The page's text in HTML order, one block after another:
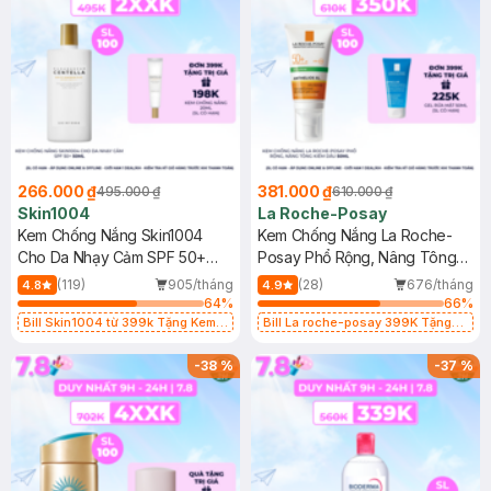
266.000 ₫495.000 ₫
Skin1004
Kem Chống Nắng Skin1004
Cho Da Nhạy Cảm SPF 50+
50ml
4.8 (119)
905/tháng
64%
Bill Skin1004 từ 399k Tặng Kem
SPF 50+ 20ml (SL Có Hạn)
381.000 ₫610.000 ₫
La Roche-Posay
Kem Chống Nắng La Roche-
Posay Phổ Rộng, Nâng Tông
Kiềm Dầu 50ml
4.9 (28)
676/tháng
66%
Bill La roche-posay 399K Tặng
(SL có hạn)
-38% -37%